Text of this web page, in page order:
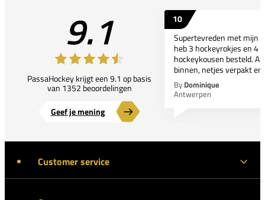
9.1
PassaHockey krijgt een 9.1 op basis
van 1352 beoordelingen
Geef je mening
10
Supertevreden met mijn
heb 3 hockeyrokjes en 4
hockeykousen besteld.
binnen, netjes verpakt
By Dominique
Antwerpen
Customer service